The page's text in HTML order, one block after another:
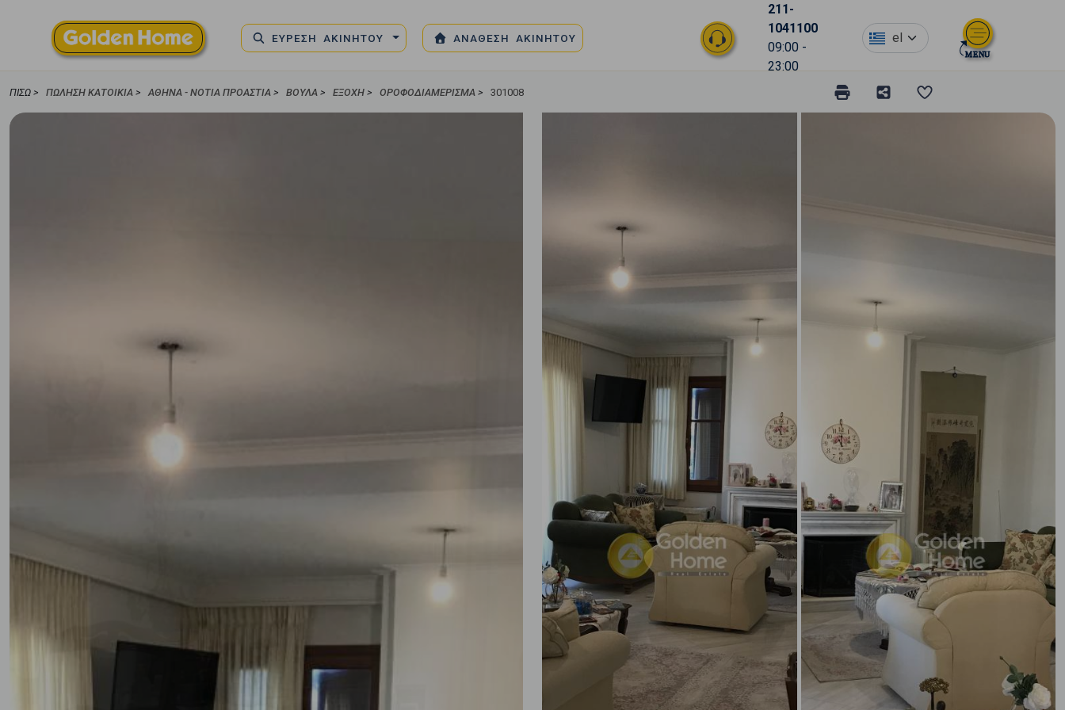
ΕΥΡΕΣΗ ΑΚΙΝΗΤΟΥ ΑΝΑΘΕΣΗ ΑΚΙΝΗΤΟΥ
211-
1041100
09:00 -
23:00
el
ΠΊΣΩ > ΠΏΛΗΣΗ ΚΑΤΟΙΚΊΑ > ΑΘΉΝΑ - ΝΌΤΙΑ ΠΡΟΆΣΤΙΑ > ΒΟΎΛΑ > ΕΞΟΧΉ > ΟΡΟΦΟΔΙΑΜΈΡΙΣΜΑ > 301008